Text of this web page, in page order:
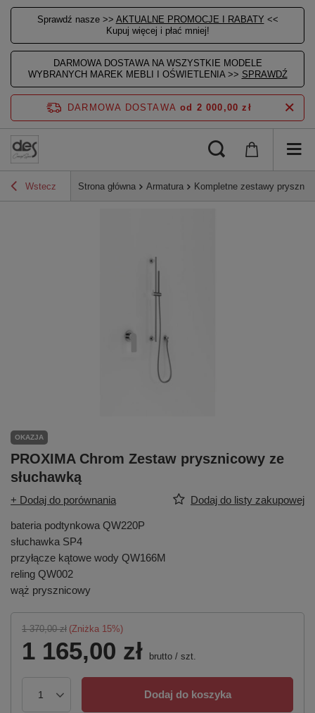
Sprawdź nasze >> AKTUALNE PROMOCJE I RABATY <<
Kupuj więcej i płać mniej!
DARMOWA DOSTAWA NA WSZYSTKIE MODELE
WYBRANYCH MAREK MEBLI I OŚWIETLENIA >> SPRAWDŹ
DARMOWA DOSTAWA od 2 000,00 zł
Wstecz Strona główna Armatura Kompletne zestawy
OKAZJA
PROXIMA Chrom Zestaw prysznicowy ze
słuchawką
+ Dodaj do porównania Dodaj do listy zakupowej
bateria podtynkowa QW220P
słuchawka SP4
przyłącze kątowe wody QW166M
reling QW002
wąż prysznicowy
1 370,00 zł (Zniżka 15%)
1 165,00 zł brutto / szt.
Dodaj do koszyka